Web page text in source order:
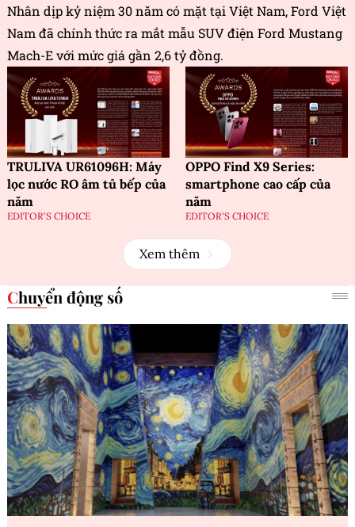
Nhân dịp kỷ niệm 30 năm có mặt tại Việt Nam, Ford Việt
Nam đã chính thức ra mắt mẫu SUV điện Ford Mustang
Mach-E với mức giá gần 2,6 tỷ đồng.
TRULIVA UR61096H: Máy
lọc nước RO âm tủ bếp của
năm
EDITOR'S CHOICE
OPPO Find X9 Series:
smartphone cao cấp của
năm
EDITOR'S CHOICE
Xem thêm
Chuyển động số